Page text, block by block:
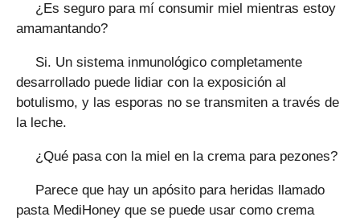
¿Es seguro para mí consumir miel mientras estoy
amamantando?
Si. Un sistema inmunológico completamente
desarrollado puede lidiar con la exposición al
botulismo, y las esporas no se transmiten a través de
la leche.
¿Qué pasa con la miel en la crema para pezones?
Parece que hay un apósito para heridas llamado
pasta MediHoney que se puede usar como crema